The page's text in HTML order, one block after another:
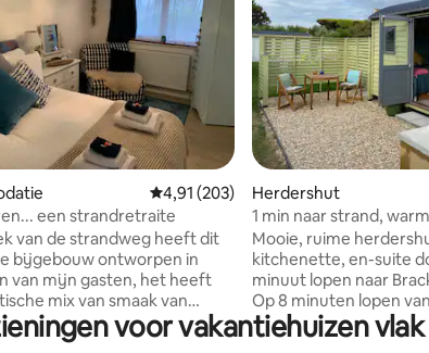
van 4,98 uit 5, 172 recensies
Gemiddelde beoordeling van 4,91 uit
4,91 (203)
een strandretraite
van de strandweg heeft dit
bijgebouw ontworpen in
van mijn gasten, het heeft
mix van smaak van
tot bohemien. Eigen
op slechts 2/3 minuten
Herdershut
1 min naar strand,
Mooie, ruime
kitchenette, en-suite
minuut lopen naar
Op 8 minuten lopen
strandsauna Parkeergelegenheid buiten
de straat op de oprit. Dicht bij winkels en
voor vakantiehuizen